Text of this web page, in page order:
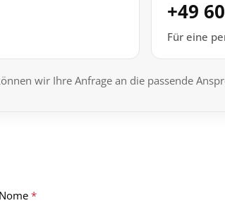
+49
Für eine
wir Ihre Anfrage an die passende
Nome*